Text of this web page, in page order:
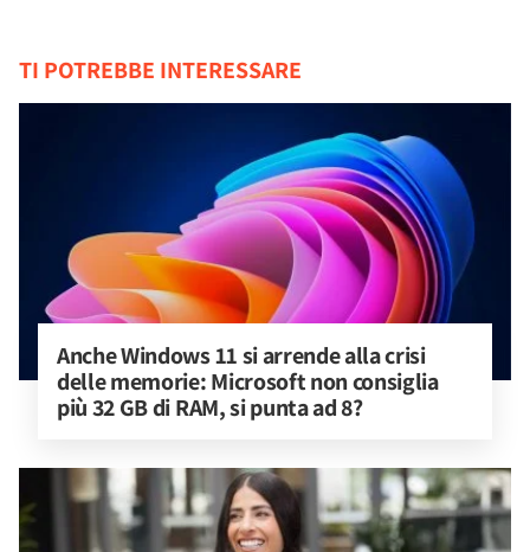
TI POTREBBE INTERESSARE
Anche Windows 11 si arrende alla crisi
delle memorie: Microsoft non consiglia
più 32 GB di RAM, si punta ad 8?